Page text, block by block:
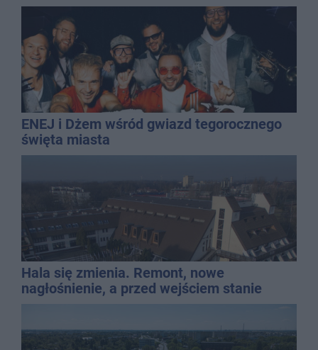
ENEJ i Dżem wśród gwiazd tegorocznego
święta miasta
Hala się zmienia. Remont, nowe
nagłośnienie, a przed wejściem stanie